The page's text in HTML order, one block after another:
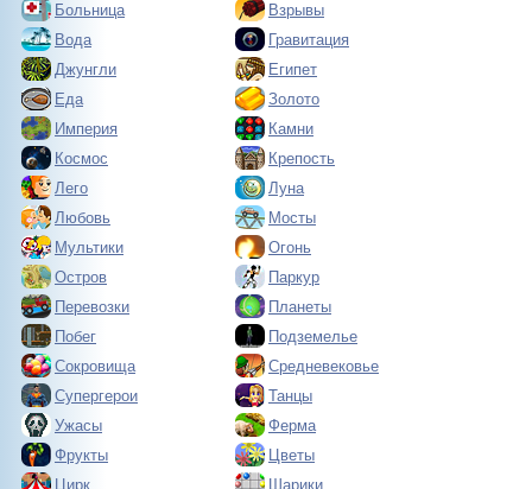
Больница
Взрывы
Вода
Гравитация
Джунгли
Египет
Еда
Золото
Империя
Камни
Космос
Крепость
Лего
Луна
Любовь
Мосты
Мультики
Огонь
Остров
Паркур
Перевозки
Планеты
Побег
Подземелье
Сокровища
Средневековье
Супергерои
Танцы
Ужасы
Ферма
Фрукты
Цветы
Цирк
Шарики